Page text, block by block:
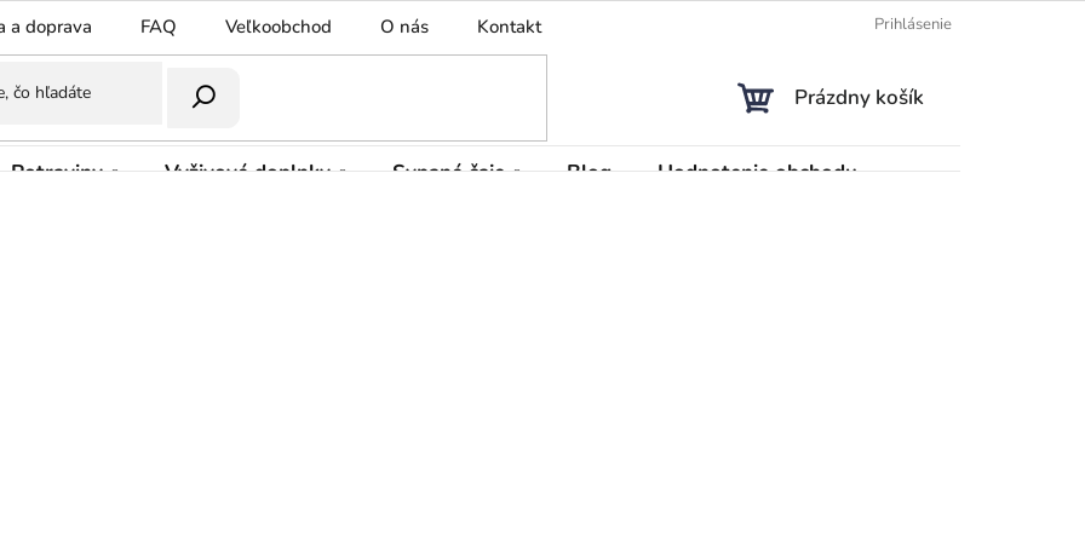
a doprava FAQ Veľkoobchod O nás Kontakt Prihlásenie
NÁKUPNÝ
Prázdny košík
Potraviny Vyživové doplnky Sypané čaje Blog Hodnotenie obchodu